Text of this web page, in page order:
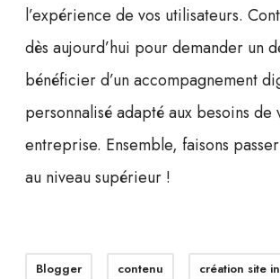
l’expérience de vos utilisateurs.
dès aujourd’hui pour demander un
bénéficier d’un accompagnement
personnalisé adapté aux besoins de
entreprise. Ensemble, faisons
au niveau supérieur !
Blogger contenu création site